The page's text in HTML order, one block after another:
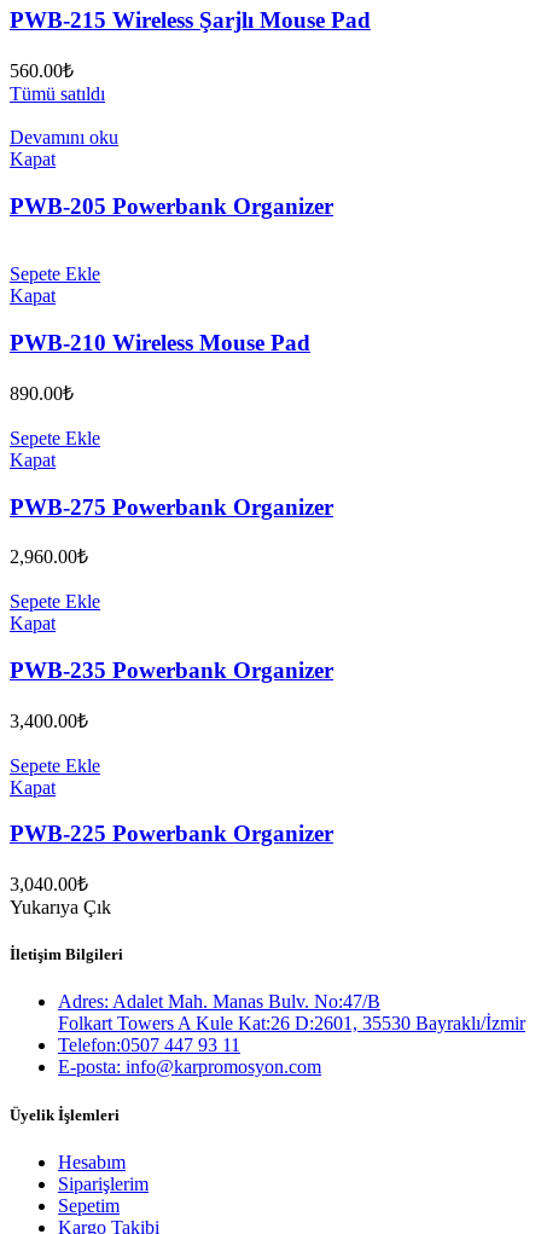
PWB-215 Wireless Şarjlı Mouse Pad
560.00₺
Tümü satıldı
Devamını oku
Kapat
PWB-205 Powerbank Organizer
Sepete Ekle
Kapat
PWB-210 Wireless Mouse Pad
890.00₺
Sepete Ekle
Kapat
PWB-275 Powerbank Organizer
2,960.00₺
Sepete Ekle
Kapat
PWB-235 Powerbank Organizer
3,400.00₺
Sepete Ekle
Kapat
PWB-225 Powerbank Organizer
3,040.00₺
Yukarıya Çık
İletişim Bilgileri
Adres: Adalet Mah. Manas Bulv. No:47/B
Folkart Towers A Kule Kat:26 D:2601, 35530 Bayraklı/İzmir
Telefon:0507 447 93 11
E-posta: info@karpromosyon.com
Üyelik İşlemleri
Hesabım
Siparişlerim
Sepetim
Kargo Takibi